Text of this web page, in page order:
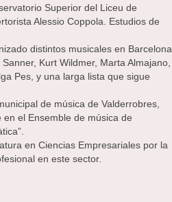
Superior del Liceu de
Alessio Coppola. Estudios de
distintos musicales en Barcelona
Kurt Wildmer, Marta Almajano,
Pes, y una larga lista que sigue
de música de Valderrobres,
el Ensemble de música de
en Ciencias Empresariales por la
en este sector.